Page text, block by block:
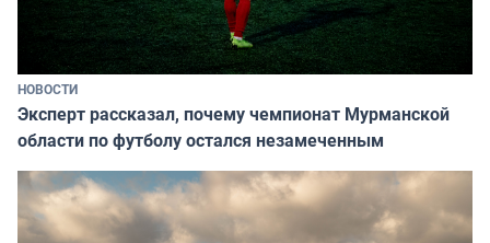
НОВОСТИ
Эксперт рассказал, почему чемпионат Мурманской
области по футболу остался незамеченным